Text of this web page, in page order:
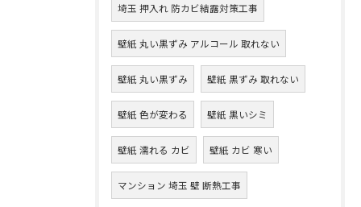
埼玉 押入れ 防カビ結露対策工事
壁紙 丸い黒ずみ アルコール 取れない
壁紙 丸い黒ずみ 壁紙 黒ずみ 取れない
壁紙 色が変わる 壁紙 黒いシミ
壁紙 濡れる カビ 壁紙 カビ 寒い
マンション 埼玉 壁 断熱工事